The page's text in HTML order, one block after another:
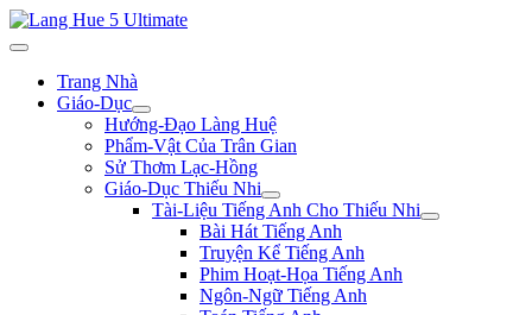
Trang Nhà
Giáo-Dục
Hướng-Đạo Làng Huệ
Phẩm-Vật Của Trân Gian
Sử Thơm Lạc-Hồng
Giáo-Dục Thiếu Nhi
Tài-Liệu Tiếng Anh Cho Thiếu Nhi
Bài Hát Tiếng Anh
Truyện Kể Tiếng Anh
Phim Hoạt-Họa Tiếng Anh
Ngôn-Ngữ Tiếng Anh